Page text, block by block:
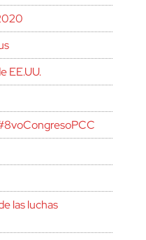
EE.UU.
las luchas